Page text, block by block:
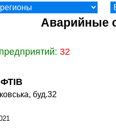
Аварийные
32
буд.32